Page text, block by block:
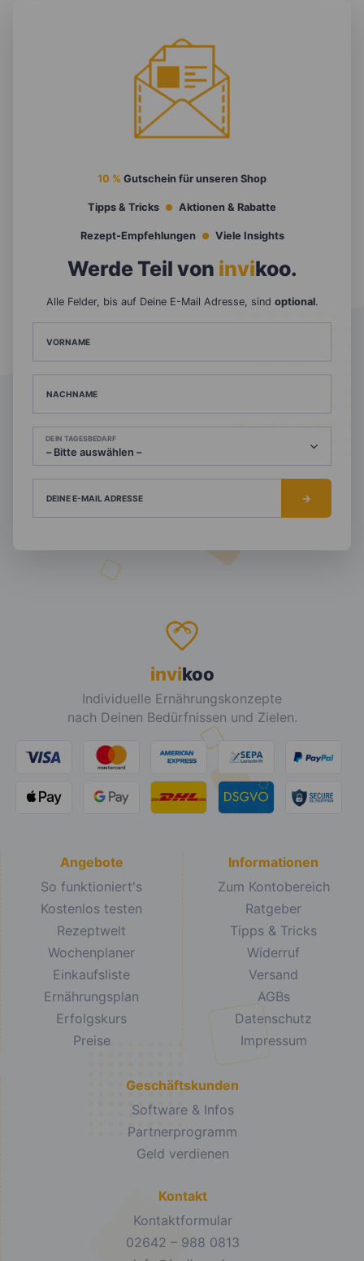
10 % Gutschein für unseren Shop
Tipps & Tricks Aktionen & Rabatte
Rezept-Empfehlungen Viele Insights
Werde Teil von invikoo.
Alle Felder, bis auf Deine E-Mail Adresse, sind optional.
VORNAME
NACHNAME
DEIN TAGESBEDARF
DEINE E-MAIL ADRESSE
invikoo
Individuelle Ernährungskonzepte
nach Deinen Bedürfnissen und Zielen.
Angebote
So funktioniert's
Kostenlos testen
Rezeptwelt
Wochenplaner
Einkaufsliste
Ernährungsplan
Erfolgskurs
Preise
Informationen
Zum Kontobereich
Ratgeber
Tipps & Tricks
Widerruf
Versand
AGBs
Datenschutz
Impressum
Geschäftskunden
Software & Infos
Partnerprogramm
Geld verdienen
Kontakt
Kontaktformular
02642 – 988 0813